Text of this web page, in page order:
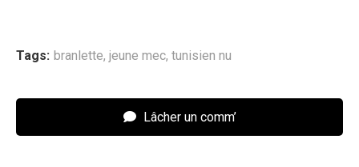
Tags: branlette, jeune mec, tunisien nu
Lâcher un comm’